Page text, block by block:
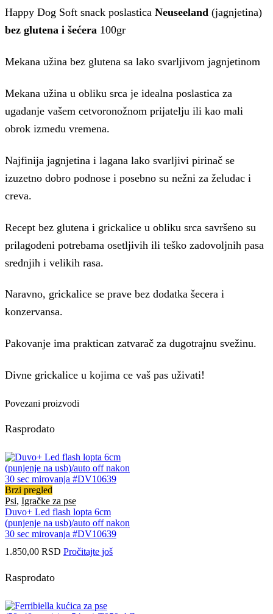
Happy Dog Soft snack poslastica Neuseeland (jagnjetina)
bez glutena i šećera 100gr
Mekana užina bez glutena sa lako svarljivom jagnjetinom
Mekana užina u obliku srca je idealna poslastica za
ugadanje vašem cetvoronožnom prijatelju ili kao mali
obrok izmedu vremena.
Najfinija jagnjetina i lagana lako svarljivi pirinač se
izuzetno dobro podnose i posebno su nežni za želudac i
creva.
Recept bez glutena i grickalice u obliku srca savršeno su
prilagodeni potrebama osetljivih ili teško zadovoljnih pasa
srednjih i velikih rasa.
Naravno, grickalice se prave bez dodatka šecera i
konzervansa.
Pakovanje ima praktican zatvarač za dugotrajnu svežinu.
Divne grickalice u kojima ce vaš pas uživati!
Povezani proizvodi
Rasprodato
Brzi pregled
Psi, Igračke za pse
Duvo+ Led flash lopta 6cm
(punjenje na usb)/auto off nakon
30 sec mirovanja #DV10639
1.850,00 RSD Pročitajte još
Rasprodato